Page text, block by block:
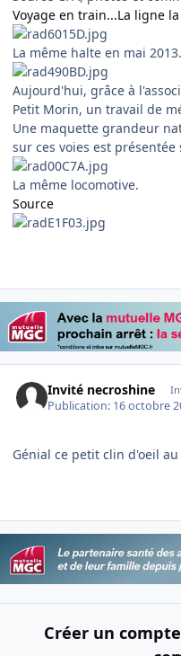
Voyage en train...La ligne
La même halte en mai 2013.
Aujourd'hui, grâce à
Petit Morin, un travail de
Une maquette grandeur
sur ces voies est présentée
La même locomotive.
Source
Invité necroshine
Publication: 16 octobre
Génial ce petit clin d'oeil au
Créer un